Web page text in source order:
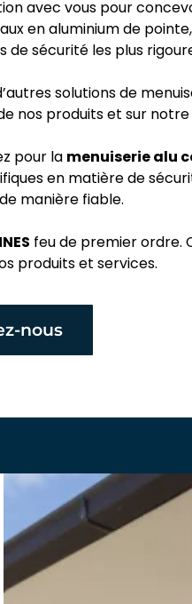
avec vous pour
en aluminium de
sécurité les plus
solutions de
nos produits et sur
pour la menuiserie alu
en matière de
manière fiable.
feu de premier ordre.
produits et services.
nous